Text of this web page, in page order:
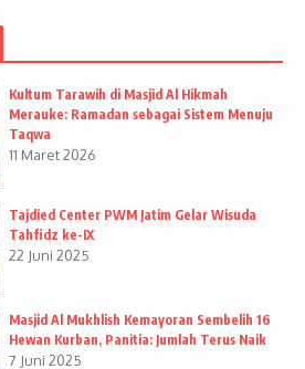
Kultum Tarawih di Masjid Al Hikmah
Merauke: Ramadan sebagai Sistem Menuju
Taqwa
11 Maret 2026
Tajdied Center PWM Jatim Gelar Wisuda
Tahfidz ke-IX
22 Juni 2025
Masjid Al Mukhlish Kemayoran Sembelih 16
Hewan Kurban, Panitia: Jumlah Terus Naik
7 Juni 2025